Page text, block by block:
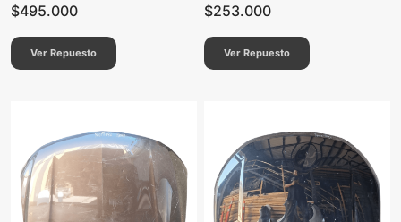
$495.000
Ver Repuesto
$253.000
Ver Repuesto